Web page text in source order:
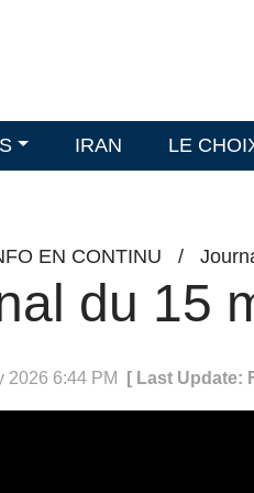
IRAN LE
EN CONTINU /
du 15
2026 6:44 PM [ Last Update: